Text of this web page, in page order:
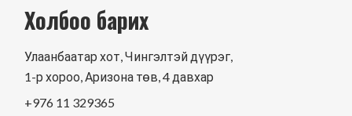
Холбоо барих
Улаанбаатар хот, Чингэлтэй дүүрэг,
1-р хороо, Аризона төв, 4 давхар
+976 11 329365